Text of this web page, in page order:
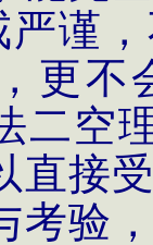
严谨
更不
二空
直接
考验